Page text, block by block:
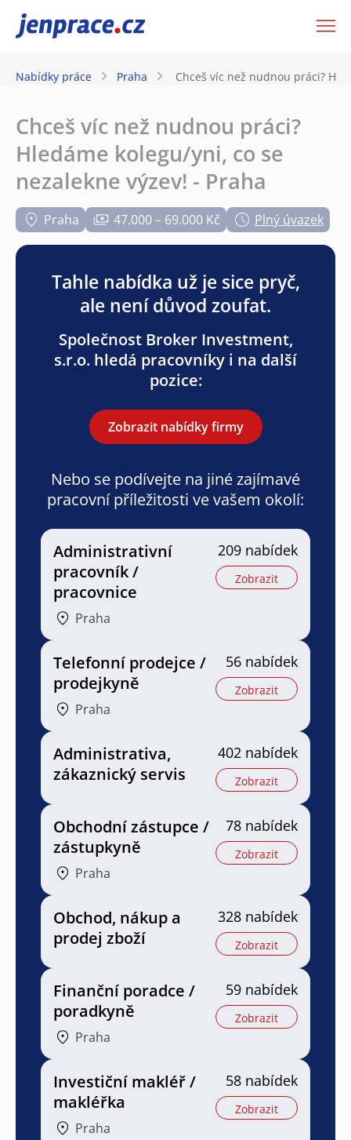
JenPráce.cz
Nabídky práce Praha Chceš víc než nudnou práci?
Chceš víc než nudnou práci?
Hledáme kolegu/yni, co se
nezalekne výzev! - Praha
Praha 47.000 – 69.000 Kč Plný úvazek
Tahle nabídka už je sice pryč,
ale není důvod zoufat.
Společnost Broker Investment,
s.r.o. hledá pracovníky i na další
pozice:
Zobrazit nabídky firmy
Nebo se podívejte na jiné zajímavé
pracovní příležitosti ve vašem okolí:
Administrativní
pracovník /
pracovnice
Praha
209 nabídek
Zobrazit
Telefonní prodejce /
prodejkyně
Praha
56 nabídek
Zobrazit
Administrativa,
zákaznický servis
402 nabídek
Zobrazit
Obchodní zástupce /
zástupkyně
Praha
78 nabídek
Zobrazit
Obchod, nákup a
prodej zboží
328 nabídek
Zobrazit
Finanční poradce /
poradkyně
Praha
59 nabídek
Zobrazit
Investiční makléř /
makléřka
Praha
58 nabídek
Zobrazit